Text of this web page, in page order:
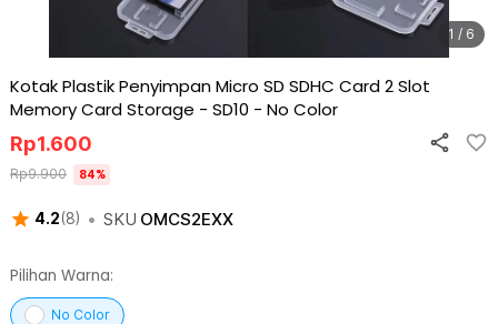
1 / 6
Kotak Plastik Penyimpan Micro SD SDHC Card 2 Slot
Memory Card Storage - SD10 - No Color
4.2(8) • SKU OMCS2EXX
Rp1.600
Rp9.900 84%
Pilihan Warna:
No Color